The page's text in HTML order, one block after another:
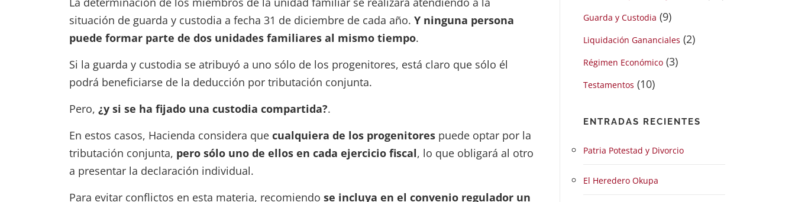
situación de guarda y custodia a fecha 31 de diciembre de cada año. Y ninguna persona
puede formar parte de dos unidades familiares al mismo tiempo.
Si la guarda y custodia se atribuyó a uno sólo de los progenitores, está claro que sólo él
podrá beneficiarse de la deducción por tributación conjunta.
Pero, ¿y si se ha fijado una custodia compartida?.
En estos casos, Hacienda considera que cualquiera de los progenitores puede optar por la
tributación conjunta, pero sólo uno de ellos en cada ejercicio fiscal, lo que obligará al otro
a presentar la declaración individual.
Para evitar conflictos en esta materia, recomiendo se incluya en el convenio regulador un
Guarda y Custodia (9)
Liquidación Gananciales (2)
Régimen Económico (3)
Testamentos (10)
ENTRADAS RECIENTES
Patria Potestad y Divorcio
El Heredero Okupa